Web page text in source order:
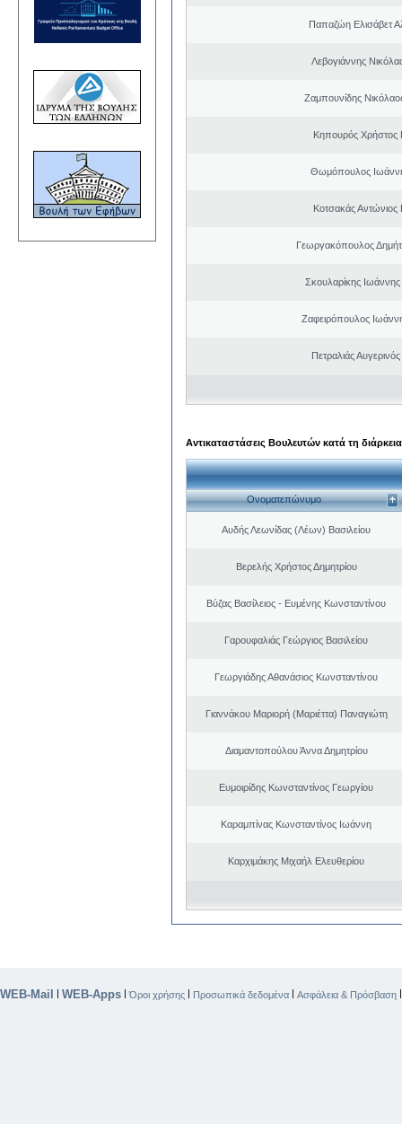
Παπαζώη Ελισάβετ
Λεβογιάννης
Ζαμπουνίδης
Κηπουρός Χρήστος
Θωμόπουλος
Κοτσακάς Αντώνιος
Γεωργακόπουλος
Σκουλαρίκης
Ζαφειρόπουλος
Πετραλιάς
Αντικαταστάσεις Βουλευτών κατά τη
Ονοματεπώνυμο
Αυδής Λεωνίδας (Λέων) Βασιλείου
Βερελής Χρήστος Δημητρίου
Βύζας Βασίλειος - Ευμένης Κωνσταντίνου
Γαρουφαλιάς Γεώργιος Βασιλείου
Γεωργιάδης Αθανάσιος Κωνσταντίνου
Γιαννάκου Μαριορή (Μαριέττα) Παναγιώτη
Διαμαντοπούλου Άννα Δημητρίου
Ευμοιρίδης Κωνσταντίνος Γεωργίου
Καραμπίνας Κωνσταντίνος Ιωάννη
Καρχιμάκης Μιχαήλ Ελευθερίου
WEB-Mail | WEB-Apps |Όροι χρήσης | Προσωπικά δεδομένα | Ασφάλεια & Πρόσβαση